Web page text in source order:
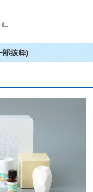
部抜粋)